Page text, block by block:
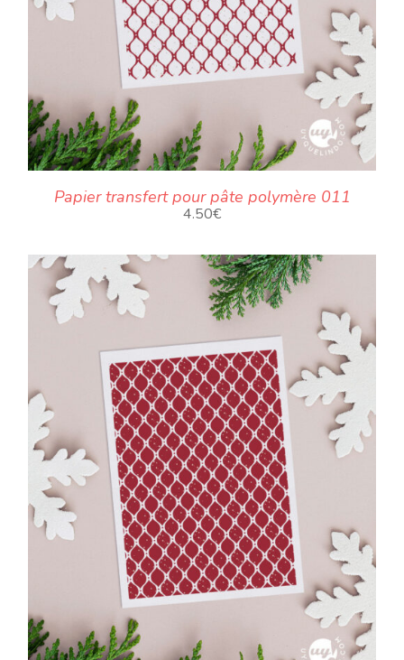
Papier transfert pour pâte polymère 011
4.50€